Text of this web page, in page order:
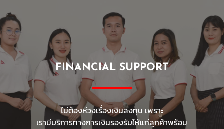
FINANCIAL SUPPORT
ไม่ต้องห่วงเรื่องเงินลงทุน เพราะ
เรามีบริการทางการเงินรองรับให้แก่ลูกค้าพร้อม